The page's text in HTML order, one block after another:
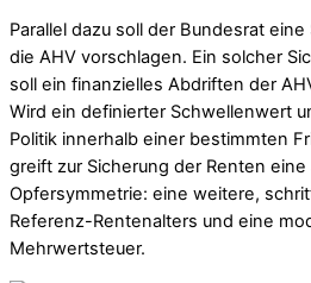
Parallel dazu soll der Bundesrat
die AHV vorschlagen. Ein solcher
soll ein finanzielles Abdriften der
Wird ein definierter Schwellenwert
Politik innerhalb einer bestimmten
greift zur Sicherung der Renten
Opfersymmetrie: eine weitere,
Referenz-Rentenalters und eine
Mehrwertsteuer.